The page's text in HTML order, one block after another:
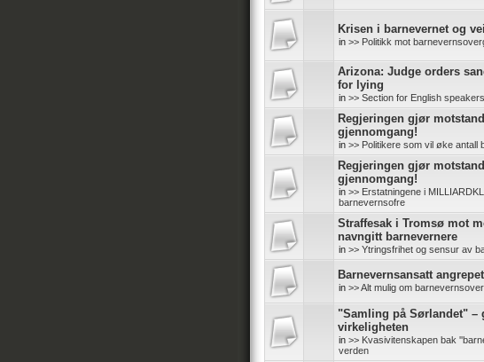
Krisen i barnevernet og
in >> Politikk mot
Arizona: Judge orders
for lying
in >> Section for English speakers
Regjeringen gjør
gjennomgang!
in >> Politikere som vil øke antall
Regjeringen gjør
gjennomgang!
in >> Erstatningene i
barnevernsofre
Straffesak i Tromsø mot
navngitt barnevernere
in >> Ytringsfrihet og sensur av
Barnevernsansatt
in >> Alt mulig om
"Samling på Sørlandet" –
virkeligheten
in >> Kvasivitenskapen bak
verden